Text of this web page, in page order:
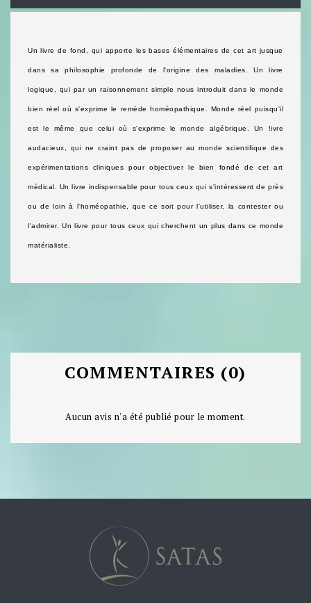
Un livre de fond, qui apporte les bases élémentaires de cet art jusque
dans sa philosophie profonde de l'origine des maladies. Un livre
logique, qui par un raisonnement simple nous introduit dans le monde
bien réel où s'exprime le remède homéopathique. Monde réel puisqu'il
est le même que celui où s'exprime le monde algébrique. Un !ivre
audacieux, qui ne craint pas de proposer au monde scientifique des
expérimentations cliniques pour objectiver le bien fondé de cet art
médical. Un livre indispensable pour tous ceux qui s'intéressent de près
ou de loin à l'homéopathie, que ce soit pour l'utiliser, la contester ou
l'admirer. Un livre pour tous ceux qui cherchent un plus dans ce monde
matérialiste.
COMMENTAIRES (0)
Aucun avis n'a été publié pour le moment.